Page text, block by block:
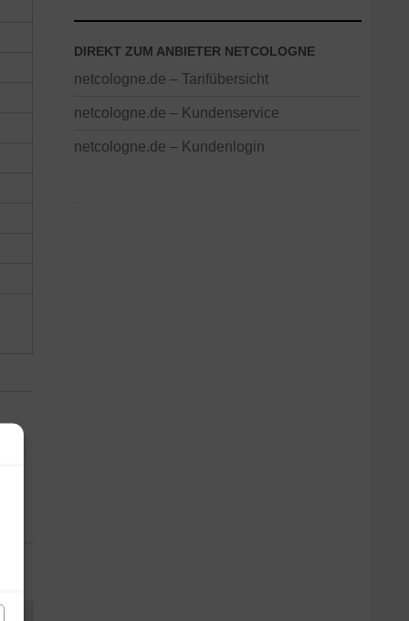
DIREKT ZUM ANBIETER NETCOLOGNE
netcologne.de – Tarifübersicht
netcologne.de – Kundenservice
netcologne.de – Kundenlogin